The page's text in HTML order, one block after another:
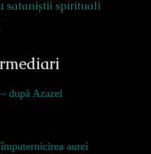
sataniștii spirituali
după Azazel
aurei